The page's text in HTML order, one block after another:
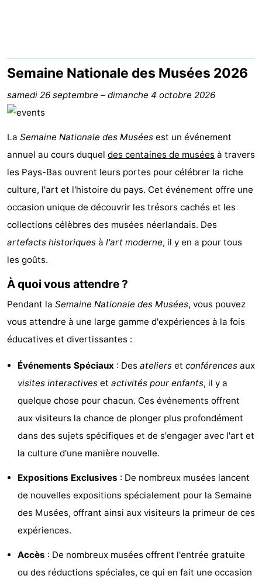
Nieuwvliet-
Bad
Meulinge
EuroParcs
Cadzand
-
Hoogduin
-
Noordzee
Cadzand-
Nieuwvliet-
Schoneveld
-
Resort
Bad
Waterdunen
-
Zwinhoeve
Hôtels
Last
faire
Lieux
d'intérêt
Musées
Points
Attractions
Croisières
Semaine Nationale des Musées 2026
samedi 26 septembre – dimanche 4 octobre 2026
La Semaine Nationale des Musées est un événement
annuel au cours duquel des centaines de musées à travers
les Pays-Bas ouvrent leurs portes pour célébrer la riche
culture, l'art et l'histoire du pays. Cet événement offre une
occasion unique de découvrir les trésors cachés et les
collections célèbres des musées néerlandais. Des
artefacts historiques à l'art moderne, il y en a pour tous
les goûts.
À quoi vous attendre ?
Pendant la Semaine Nationale des Musées, vous pouvez
vous attendre à une large gamme d'expériences à la fois
éducatives et divertissantes :
Événements Spéciaux : Des ateliers et conférences aux
visites interactives et activités pour enfants, il y a
quelque chose pour chacun. Ces événements offrent
aux visiteurs la chance de plonger plus profondément
dans des sujets spécifiques et de s'engager avec l'art et
la culture d'une manière nouvelle.
Expositions Exclusives : De nombreux musées lancent
de nouvelles expositions spécialement pour la Semaine
des Musées, offrant ainsi aux visiteurs la primeur de ces
expériences.
Accès : De nombreux musées offrent l'entrée gratuite
ou des réductions spéciales, ce qui en fait une occasion